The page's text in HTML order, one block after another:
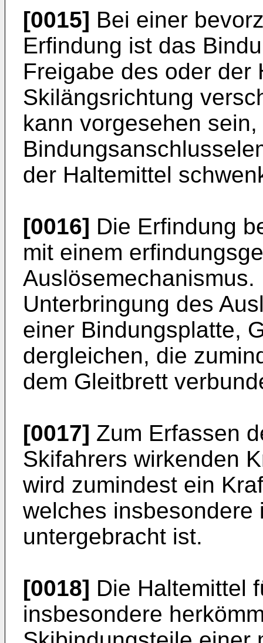
[0015] Bei einer
Erfindung ist das
Freigabe des oder der
Skilängsrichtung
kann vorgesehen
der Haltemittel
[0016] Die Erfindung
mit einem
Unterbringung des
einer Bindungsplatte,
dergleichen, die
dem Gleitbrett
[0017] Zum Erfassen
Skifahrers wirkenden
wird zumindest ein
welches insbesondere
untergebracht ist.
[0018] Die Haltemittel
insbesondere